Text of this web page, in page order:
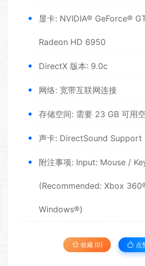
显卡: NVIDIA® GeForce®
Radeon HD 6950
DirectX 版本: 9.0c
网络: 宽带互联网连接
存储空间: 需要 23 GB 可用
声卡: DirectSound
附注事项: Input: Mouse /
(Recommended: Xbox
Windows®)
收藏 (0) 点